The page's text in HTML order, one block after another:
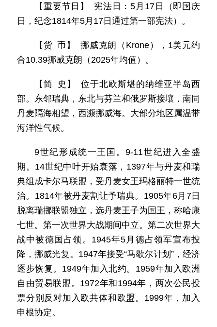
【重要节日】 宪法日：5月17日（即国庆
日，纪念1814年5月17日通过第一部宪法）。
【货 币】 挪威克朗（Krone），1美元约
合10.39挪威克朗（2025年均值）。
【简 史】 位于北欧斯堪的纳维亚半岛西
部。东邻瑞典，东北与芬兰和俄罗斯接壤，南同
丹麦隔海相望，西濒挪威海。大部分地区属温带
海洋性气候。
9世纪形成统一王国。9-11世纪进入全盛
期。14世纪中叶开始衰落，1397年与丹麦和瑞
典组成卡尔马联盟，受丹麦女王玛格丽特一世统
治。1814年被丹麦割让予瑞典。1905年6月7日
脱离瑞挪联盟独立，选丹麦王子为国王，称哈康
七世。第一次世界大战期间中立。第二次世界大
战中被德国占领。1945年5月德占领军宣布投
降，挪威光复。1947年接受“马歇尔计划”，经济
逐步恢复。1949年加入北约。1959年加入欧洲
自由贸易联盟。1972年和1994年，两次公民投
票分别反对加入欧共体和欧盟。1999年，加入
申根协定。